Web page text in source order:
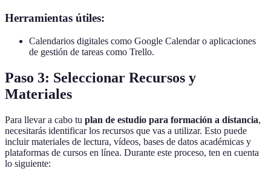
Herramientas útiles:
Calendarios digitales como Google Calendar o aplicaciones
de gestión de tareas como Trello.
Paso 3: Seleccionar Recursos y
Materiales
Para llevar a cabo tu plan de estudio para formación a distancia,
necesitarás identificar los recursos que vas a utilizar. Esto puede
incluir materiales de lectura, vídeos, bases de datos académicas y
plataformas de cursos en línea. Durante este proceso, ten en cuenta
lo siguiente: